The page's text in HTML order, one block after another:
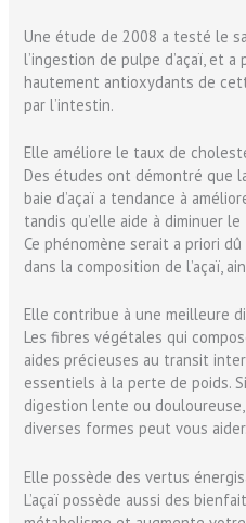
Une étude de 2008 a testé le
l’ingestion de pulpe d’açaï, et
hautement antioxydants de
par l’intestin.
Elle améliore le taux de
Des études ont démontré que
baie d’açaï a tendance à
tandis qu’elle aide à diminuer
Ce phénomène serait a priori
dans la composition de l’açaï,
Elle contribue à une meilleure
Les fibres végétales qui
aides précieuses au transit
essentiels à la perte de poids.
digestion lente ou douloureuse,
diverses formes peut vous aider.
Elle possède des vertus
L’açaï possède aussi des